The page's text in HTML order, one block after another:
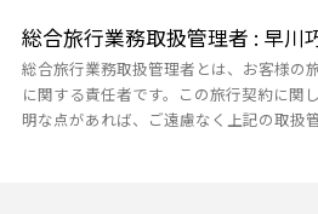
総合旅行業務取扱管理者 : 早川
総合旅行業務取扱管理者とは、お客様の
に関する責任者です。この旅行契約に関
明な点があれば、ご遠慮なく上記の取扱